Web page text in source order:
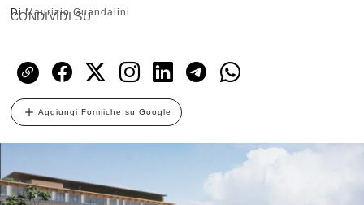
DiMaurizio Guandalini
CONDIVIDI SU:
Aggiungi Formiche su Google